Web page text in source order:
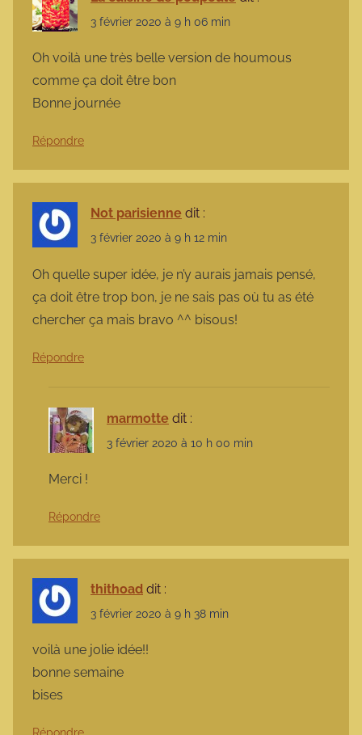
3 février 2020 à 9 h 06 min
Oh voilà une très belle version de houmous
comme ça doit être bon
Bonne journée
Répondre
Not parisienne dit :
3 février 2020 à 9 h 12 min
Oh quelle super idée, je n’y aurais jamais pensé,
ça doit être trop bon, je ne sais pas où tu as été
chercher ça mais bravo ^^ bisous!
Répondre
marmotte dit :
3 février 2020 à 10 h 00 min
Merci !
Répondre
thithoad dit :
3 février 2020 à 9 h 38 min
voilà une jolie idée!!
bonne semaine
bises